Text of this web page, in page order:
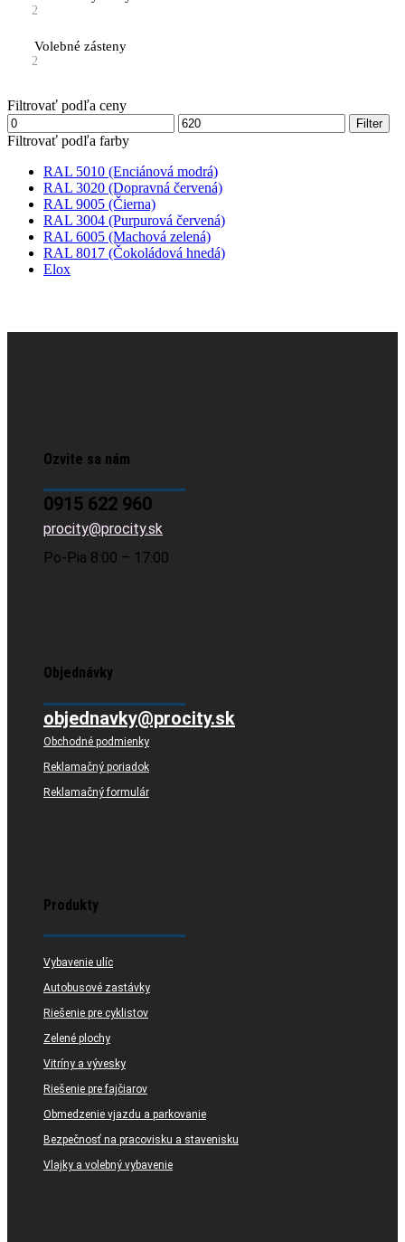
2
Volebné zásteny
2
Filtrovať podľa ceny
Minimálna
cena
Maximálna
cena
Filter
Filtrovať podľa farby
RAL 5010 (Enciánová modrá)
RAL 3020 (Dopravná červená)
RAL 9005 (Čierna)
RAL 3004 (Purpurová červená)
RAL 6005 (Machová zelená)
RAL 8017 (Čokoládová hnedá)
Elox
Ozvite sa nám
0915 622 960
procity@procity.sk
Po-Pia 8:00 – 17:00
Objednávky
objednavky@procity.sk
Obchodné podmienky
Reklamačný poriadok
Reklamačný formulár
Produkty
Vybavenie ulíc
Autobusové zastávky
Riešenie pre cyklistov
Zelené plochy
Vitríny a vývesky
Riešenie pre fajčiarov
Obmedzenie vjazdu a parkovanie
Bezpečnosť na pracovisku a stavenisku
Vlajky a volebný vybavenie